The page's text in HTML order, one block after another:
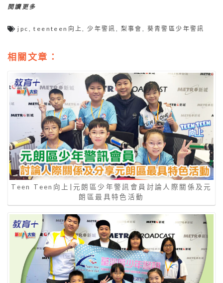
閱讀更多
jpc ,teenteen向上,少年警訊 , 梨事會 , 葵青警區少年警訊
相關文章：
Teen Teen向上|元朗區少年警訊會員討論人際關係及元
朗區最具特色活動